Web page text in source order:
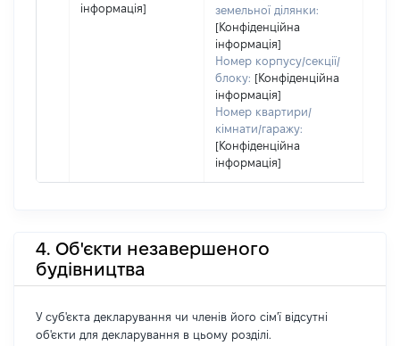
інформація]
земельної ділянки:
[Конфіденційна
інформація]
Номер корпусу/секції/
блоку: [Конфіденційна
інформація]
Номер квартири/
кімнати/гаражу:
[Конфіденційна
інформація]
4. Об'єкти незавершеного
будівництва
У суб'єкта декларування чи членів його сім'ї відсутні
об'єкти для декларування в цьому розділі.